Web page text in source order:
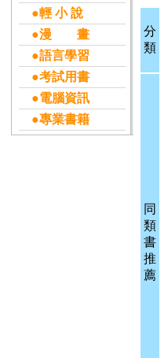
●輕 小 說
●漫 畫
●語言學習
●考試用書
●電腦資訊
●專業書籍
分
類
同
類
書
推
薦